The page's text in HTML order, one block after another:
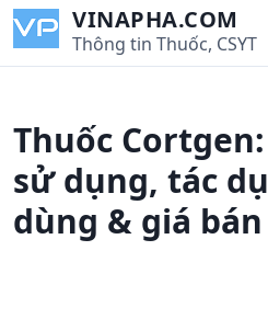
i
VINAPHA.COM
Thông tin Thuốc, CSYT
Thuốc
sử dụng, tác
dùng & giá bán